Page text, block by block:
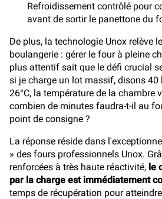
Refroidissement contrôlé pour
avant de sortir le panettone du
De plus, la technologie Unox relève
boulangerie : gérer le four à pleine
plus attentif sait que le défi crucial
si je charge un lot massif, disons 40
26°C, la température de la chambre
combien de minutes faudra-t-il au
point de consigne ?
La réponse réside dans
» des fours professionnels Unox.
renforcées à très haute réactivité, le
par la charge est immédiatement
temps de récupération pour